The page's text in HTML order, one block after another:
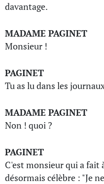
davantage.
MADAME PAGINET
Monsieur !
PAGINET
Tu as lu dans les
MADAME PAGINET
Non ! quoi ?
PAGINET
C'est monsieur qui a fait
désormais célèbre : "Je